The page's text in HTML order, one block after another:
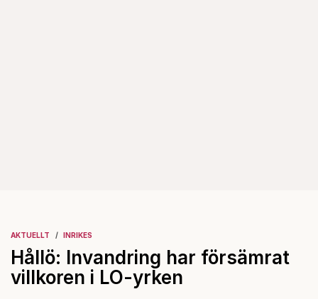
AKTUELLT INRIKES
Hållö: Invandring har försämrat
villkoren i LO-yrken